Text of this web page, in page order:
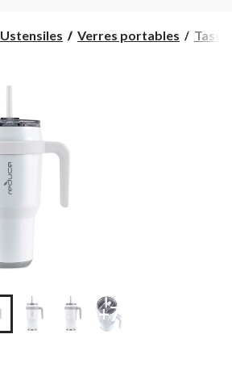
Ustensiles Verres portables
+7